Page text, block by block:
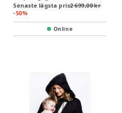
Senaste lägsta pris2 699,00 kr
-50%
Online